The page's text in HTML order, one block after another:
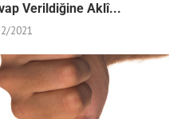
Verildiğine Aklî...
2021